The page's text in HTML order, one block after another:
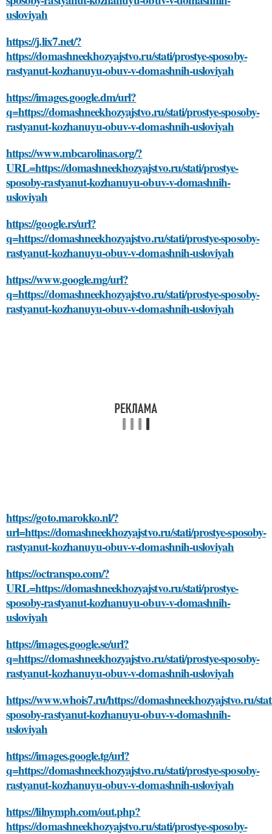
usloviyah
https://j.lix7.net/?
https://domashneekhozyajstvo.ru/stati/prostye-sposoby-
rastyanut-kozhanuyu-obuv-v-domashnih-usloviyah
https://images.google.dm/url?
q=https://domashneekhozyajstvo.ru/stati/prostye-sposoby-
rastyanut-kozhanuyu-obuv-v-domashnih-usloviyah
https://www.mbcarolinas.org/?
URL=https://domashneekhozyajstvo.ru/stati/prostye-
sposoby-rastyanut-kozhanuyu-obuv-v-domashnih-
usloviyah
https://google.rs/url?
q=https://domashneekhozyajstvo.ru/stati/prostye-sposoby-
rastyanut-kozhanuyu-obuv-v-domashnih-usloviyah
https://www.google.mg/url?
q=https://domashneekhozyajstvo.ru/stati/prostye-sposoby-
rastyanut-kozhanuyu-obuv-v-domashnih-usloviyah
https://goto.marokko.nl/?
url=https://domashneekhozyajstvo.ru/stati/prostye-sposoby-
rastyanut-kozhanuyu-obuv-v-domashnih-usloviyah
https://octranspo.com/?
URL=https://domashneekhozyajstvo.ru/stati/prostye-
sposoby-rastyanut-kozhanuyu-obuv-v-domashnih-
usloviyah
https://images.google.se/url?
q=https://domashneekhozyajstvo.ru/stati/prostye-sposoby-
rastyanut-kozhanuyu-obuv-v-domashnih-usloviyah
https://www.whois7.ru/https://domashneekhozyajstvo.ru/
sposoby-rastyanut-kozhanuyu-obuv-v-domashnih-
usloviyah
https://images.google.tg/url?
q=https://domashneekhozyajstvo.ru/stati/prostye-sposoby-
rastyanut-kozhanuyu-obuv-v-domashnih-usloviyah
https://lilnymph.com/out.php?
https://domashneekhozyajstvo.ru/stati/prostye-sposoby-